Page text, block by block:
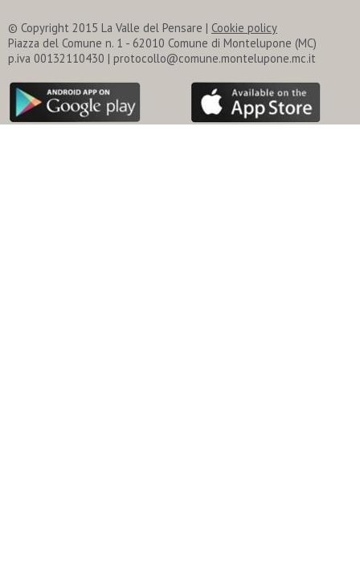
© Copyright 2015 La Valle del Pensare | Cookie policy
Piazza del Comune n. 1 - 62010 Comune di Montelupone (MC)
p.iva 00132110430 | protocollo@comune.montelupone.mc.it